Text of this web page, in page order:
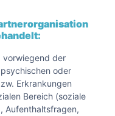
vorwiegend der
oder
Erkrankungen
Bereich (soziale
Aufenthaltsfragen,